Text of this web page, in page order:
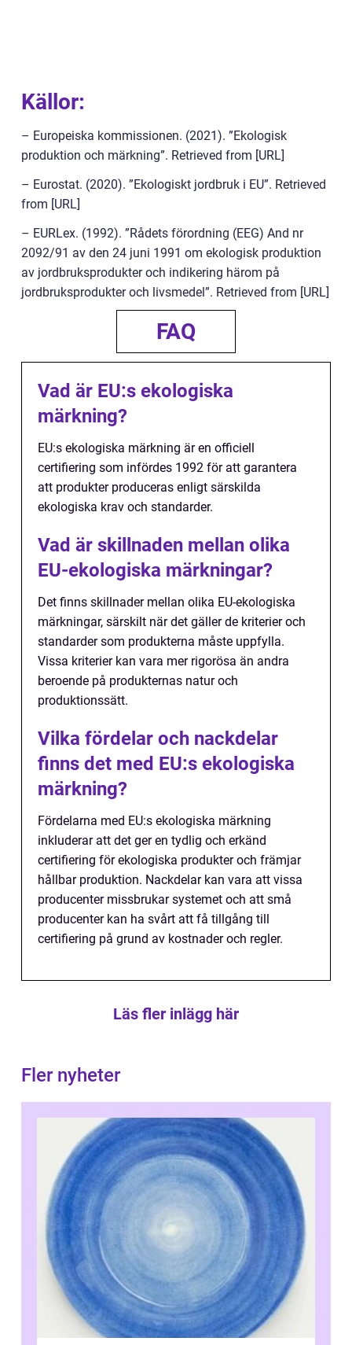
Källor:
– Europeiska kommissionen. (2021). ”Ekologisk
produktion och märkning”. Retrieved from [URL]
– Eurostat. (2020). ”Ekologiskt jordbruk i EU”. Retrieved
from [URL]
– EURLex. (1992). ”Rådets förordning (EEG) And nr
2092/91 av den 24 juni 1991 om ekologisk produktion
av jordbruksprodukter och indikering härom på
jordbruksprodukter och livsmedel”. Retrieved from [URL]
FAQ
Vad är EU:s ekologiska
märkning?
EU:s ekologiska märkning är en officiell
certifiering som infördes 1992 för att garantera
att produkter produceras enligt särskilda
ekologiska krav och standarder.
Vad är skillnaden mellan olika
EU-ekologiska märkningar?
Det finns skillnader mellan olika EU-ekologiska
märkningar, särskilt när det gäller de kriterier och
standarder som produkterna måste uppfylla.
Vissa kriterier kan vara mer rigorösa än andra
beroende på produkternas natur och
produktionssätt.
Vilka fördelar och nackdelar
finns det med EU:s ekologiska
märkning?
Fördelarna med EU:s ekologiska märkning
inkluderar att det ger en tydlig och erkänd
certifiering för ekologiska produkter och främjar
hållbar produktion. Nackdelar kan vara att vissa
producenter missbrukar systemet och att små
producenter kan ha svårt att få tillgång till
certifiering på grund av kostnader och regler.
Läs fler inlägg här
Fler nyheter